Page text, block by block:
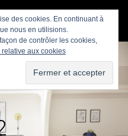
des cookies. En continuant à
nous en utilisions.
de contrôler les cookies,
relative aux cookies